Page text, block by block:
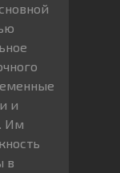
и
Им
в